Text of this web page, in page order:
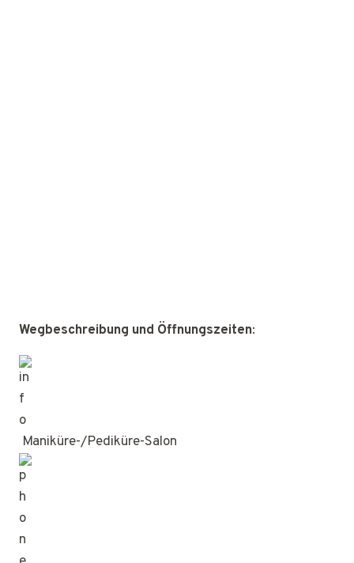
Wegbeschreibung und Öffnungszeiten:
Maniküre-/Pediküre-Salon